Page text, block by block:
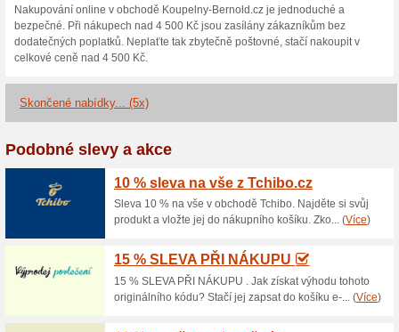
Aktuální slevy a
2 % sleva na Ravak,
Bernold.cz
100% fungovalo Kupón
Slevový kupón na Ravak,